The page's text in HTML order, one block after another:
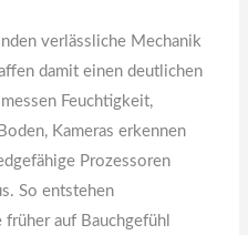
verlässliche Mechanik
damit einen deutlichen
Feuchtigkeit,
Kameras erkennen
Prozessoren
So entstehen
auf Bauchgefühl